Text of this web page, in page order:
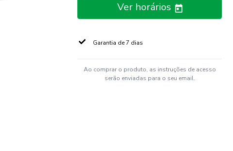
Ver horários
Garantia de 7 dias
Ao comprar o produto, as instruções de acesso
serão enviadas para o seu email.